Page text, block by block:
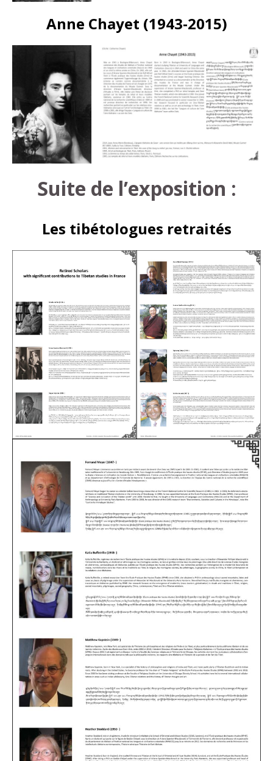
Anne Chayet (1943-2015)
Suite de l’exposition :
Les tibétologues retraités